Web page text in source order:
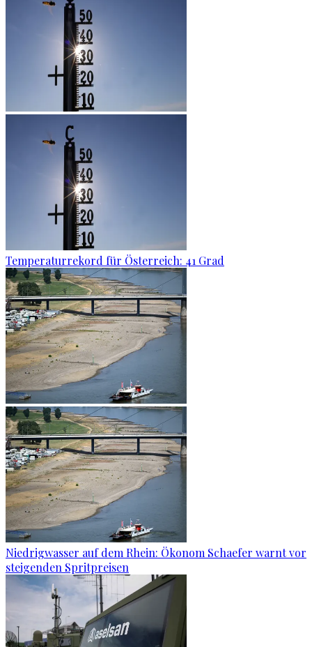
Temperaturrekord für Österreich: 41 Grad
Niedrigwasser auf dem Rhein: Ökonom Schaefer warnt vor
steigenden Spritpreisen